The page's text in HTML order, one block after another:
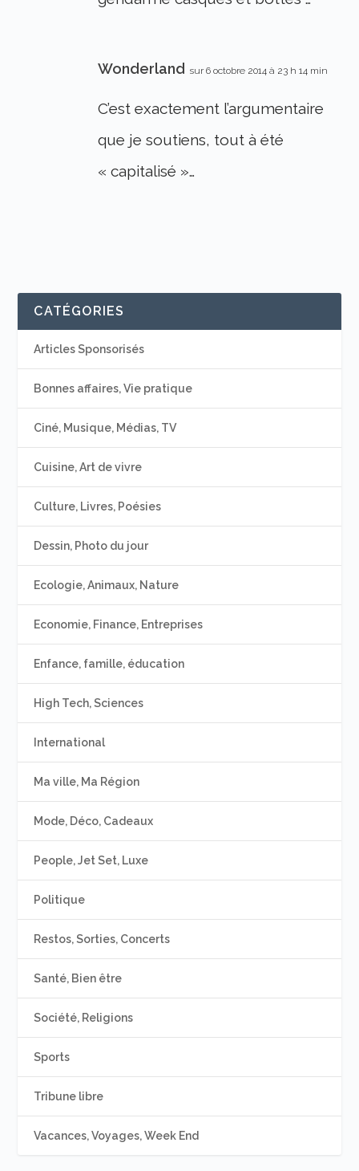
Wonderland sur 6 octobre 2014 à 23 h 14 min
C’est exactement l’argumentaire
que je soutiens, tout à été
« capitalisé »…
CATÉGORIES
Articles Sponsorisés
Bonnes affaires, Vie pratique
Ciné, Musique, Médias, TV
Cuisine, Art de vivre
Culture, Livres, Poésies
Dessin, Photo du jour
Ecologie, Animaux, Nature
Economie, Finance, Entreprises
Enfance, famille, éducation
High Tech, Sciences
International
Ma ville, Ma Région
Mode, Déco, Cadeaux
People, Jet Set, Luxe
Politique
Restos, Sorties, Concerts
Santé, Bien être
Société, Religions
Sports
Tribune libre
Vacances, Voyages, Week End